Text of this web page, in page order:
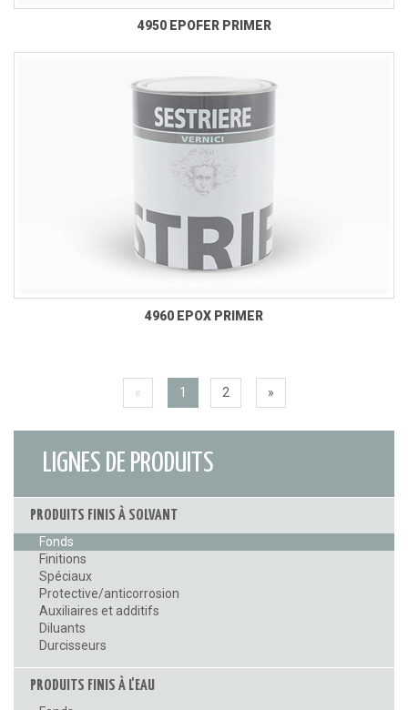
4950 EPOFER PRIMER
4960 EPOX PRIMER
« 1 2 »
LIGNES DE PRODUITS
PRODUITS FINIS À SOLVANT
Fonds
Finitions
Spéciaux
Protective/anticorrosion
Auxiliaires et additifs
Diluants
Durcisseurs
PRODUITS FINIS À L'EAU